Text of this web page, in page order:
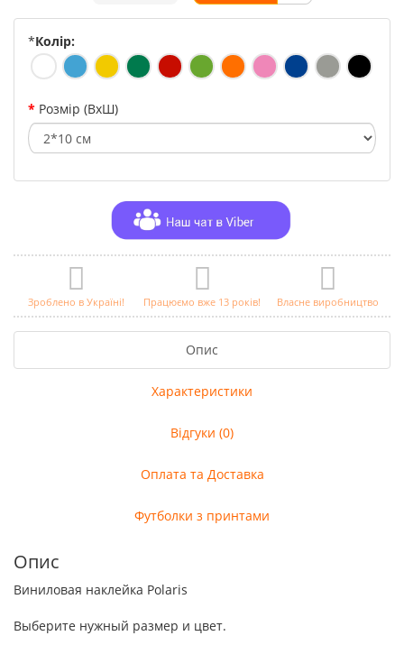
*Колір:
Розмір (ВхШ)
Зроблено в Україні! Працюємо вже 13 років! Власне виробництво
Опис
Характеристики
Відгуки (0)
Оплата та Доставка
Футболки з принтами
Опис
Виниловая наклейка Polaris
Выберите нужный размер и цвет.